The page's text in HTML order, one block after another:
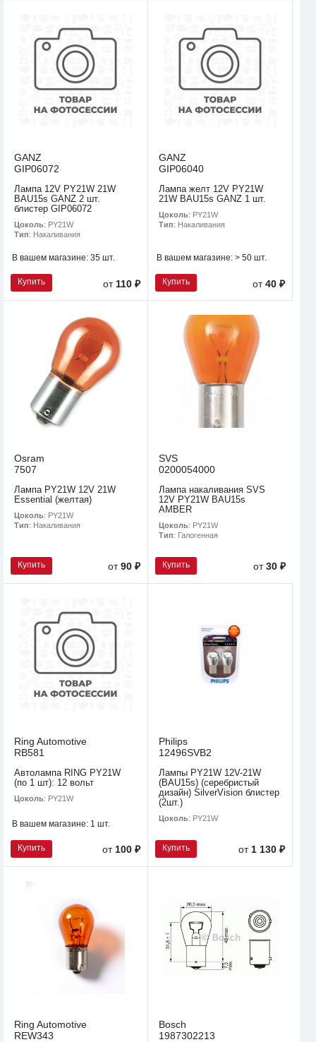
GANZ
GIP06072
Лампа 12V PY21W 21W
BAU15s GANZ 2 шт.
блистер GIP06072
Цоколь: PY21W
Тип: Накаливания
В вашем магазине: 35 шт.
Купить от 110 ₽
GANZ
GIP06040
Лампа желт 12V PY21W
21W BAU15s GANZ 1 шт.
Цоколь: PY21W
Тип: Накаливания
В вашем магазине: > 50 шт.
Купить от40 ₽
Osram
7507
Лампа PY21W 12V 21W
Essential (желтая)
Цоколь: PY21W
Тип: Накаливания
Купить от90 ₽
SVS
0200054000
Лампа накаливания SVS
12V PY21W BAU15s
AMBER
Цоколь: PY21W
Тип: Галогенная
Купить от30 ₽
Ring Automotive
RB581
Автолампа RING PY21W
(по 1 шт): 12 вольт
Цоколь: PY21W
В вашем магазине: 1 шт.
Купить от 100 ₽
Philips
12496SVB2
Лампы PY21W 12V-21W
(BAU15s) (серебристый
дизайн) SilverVision блистер
(2шт.)
Цоколь: PY21W
Купить от 1 130 ₽
Ring Automotive
REW343
Bosch
1987302213